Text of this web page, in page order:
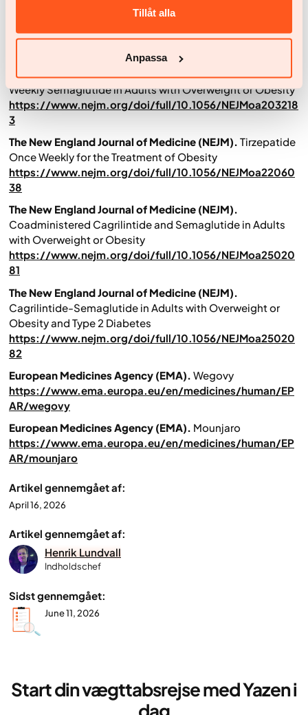
Tillåt alla
Anpassa
give større effekt end individuelle behandlinger.
The New England Journal of Medicine (NEJM).Once-
Weekly Semaglutide in Adults with Overweight or Obesity
https://www.nejm.org/doi/full/10.1056/NEJMoa203218
3
The New England Journal of Medicine (NEJM). Tirzepatide
Once Weekly for the Treatment of Obesity
https://www.nejm.org/doi/full/10.1056/NEJMoa22060
38
The New England Journal of Medicine (NEJM).
Coadministered Cagrilintide and Semaglutide in Adults
with Overweight or Obesity
https://www.nejm.org/doi/full/10.1056/NEJMoa25020
81
The New England Journal of Medicine (NEJM).
Cagrilintide-Semaglutide in Adults with Overweight or
Obesity and Type 2 Diabetes
https://www.nejm.org/doi/full/10.1056/NEJMoa25020
82
European Medicines Agency (EMA). Wegovy
https://www.ema.europa.eu/en/medicines/human/EP
AR/wegovy
European Medicines Agency (EMA). Mounjaro
https://www.ema.europa.eu/en/medicines/human/EP
AR/mounjaro
Artikel gennemgået af:
April 16, 2026
Artikel gennemgået af:
Henrik Lundvall
Indholdschef
Sidst gennemgået:
June 11, 2026
Start din vægttabsrejse med Yazen i